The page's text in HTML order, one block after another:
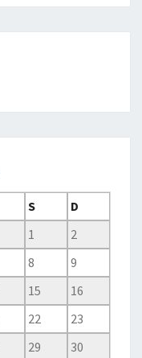
S
D
1
2
8
9
15
16
22
23
29
30